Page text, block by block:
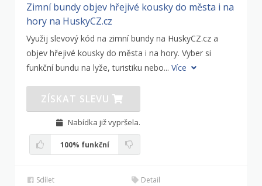
Zimní bundy objev hřejivé kousky do města i na
hory na HuskyCZ.cz
Využij slevový kód na zimní bundy na HuskyCZ.cz a
objev hřejivé kousky do města i na hory. Vyber si
funkční bundu na lyže, turistiku nebo... Více
ZÍSKAT SLEVU
Nabídka již vypršela.
100% funkční
Sdílet Detail